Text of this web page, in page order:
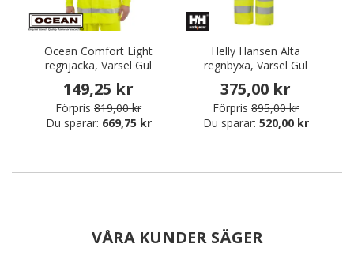
Ocean Comfort Light
regnjacka, Varsel Gul
149,25 kr
Förpris 819,00 kr
Du sparar: 669,75 kr
Helly Hansen Alta
regnbyxa, Varsel Gul
375,00 kr
Förpris 895,00 kr
Du sparar: 520,00 kr
VÅRA KUNDER SÄGER